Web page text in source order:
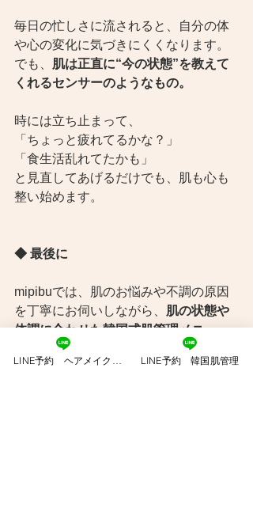
毎日の忙しさに流されると、自分の体
や心の変化に気づきにくくなります。
でも、 肌は正直に“今の状態”を教えて
くれるセンサーのようなもの。
時には立ち止まって、
「ちょっと疲れてるかな？」
「食生活乱れてたかも」
と見直してあげるだけでも、肌も心も
整い始めます。
◆ 最後に
mipibuでは、肌のお悩みや不調の原因
を丁寧にお伺いしながら、 肌の状態や
体調に合わせた韓国式肌管理メニュー
をご提案しています。
LINE予約 韓国肌管理